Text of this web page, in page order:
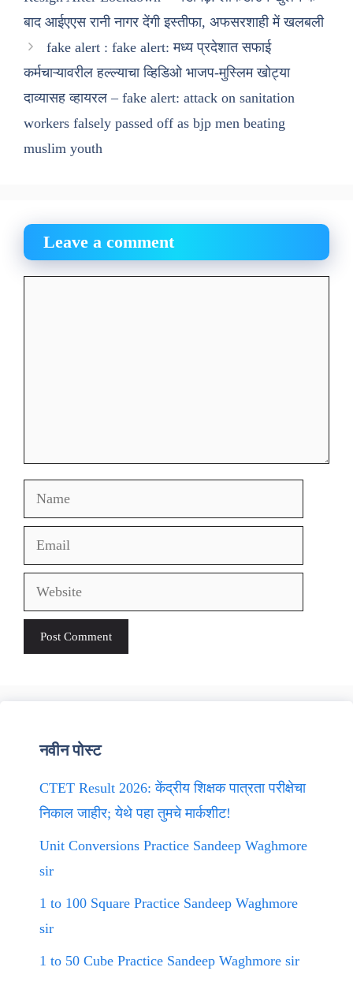
बाद आईएएस रानी नागर देंगी इस्तीफा, अफसरशाही में खलबली
fake alert : fake alert: मध्य प्रदेशात सफाई
कर्मचाऱ्यावरील हल्ल्याचा व्हिडिओ भाजप-मुस्लिम खोट्या
दाव्यासह व्हायरल – fake alert: attack on sanitation
workers falsely passed off as bjp men beating
muslim youth
Leave a comment
Name
Email
Website
नवीन पोस्ट
CTET Result 2026: केंद्रीय शिक्षक पात्रता परीक्षेचा
निकाल जाहीर; येथे पहा तुमचे मार्कशीट!
Unit Conversions Practice Sandeep Waghmore
sir
1 to 100 Square Practice Sandeep Waghmore
sir
1 to 50 Cube Practice Sandeep Waghmore sir